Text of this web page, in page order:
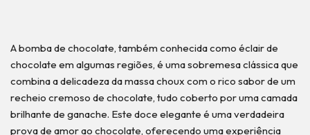
A bomba de chocolate, também conhecida como éclair de
chocolate em algumas regiões, é uma sobremesa clássica que
combina a delicadeza da massa choux com o rico sabor de um
recheio cremoso de chocolate, tudo coberto por uma camada
brilhante de ganache. Este doce elegante é uma verdadeira
prova de amor ao chocolate, oferecendo uma experiência